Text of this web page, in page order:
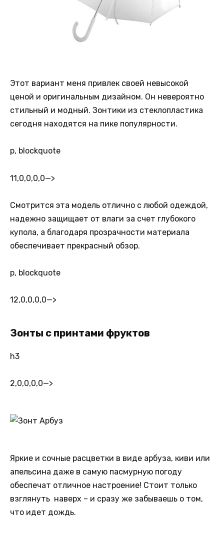
Этот вариант меня привлек своей невысокой
ценой и оригинальным дизайном. Он невероятно
стильный и модный. Зонтики из стеклопластика
сегодня находятся на пике популярности.
p, blockquote
11,0,0,0,0—>
Смотрится эта модель отлично с любой одеждой,
надежно защищает от влаги за счет глубокого
купола, а благодаря прозрачности материала
обеспечивает прекрасный обзор.
p, blockquote
12,0,0,0,0—>
Зонты с принтами фруктов
h3
2,0,0,0,0—>
Яркие и сочные расцветки в виде арбуза, киви или
апельсина даже в самую пасмурную погоду
обеспечат отличное настроение! Стоит только
взглянуть наверх – и сразу же забываешь о том,
что идет дождь.